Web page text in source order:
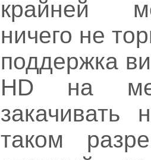
крайней
ничего не
поддержка
HD на
закачивать
таком